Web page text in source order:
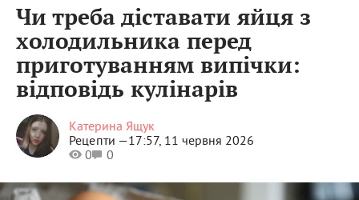
Тернопіль
Волинь
Закарпаття
Чернівці
Шептицький
Хмельницький
Кіно Дім СпортКраєзнавство
ФотоОсвітаНерухомість
тварини
Чи треба діставати яйця з
холодильника перед
приготуванням випічки:
відповідь кулінарів
Катерина Ящук
Рецепти —17:57, 11 червня 2026
0
0